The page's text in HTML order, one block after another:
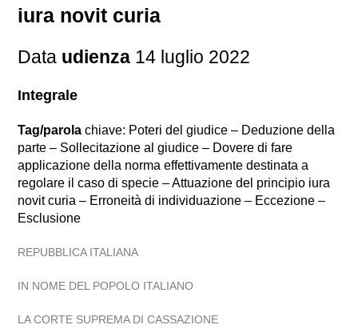
iura novit curia
Data udienza 14 luglio 2022
Integrale
Tag/parola chiave: Poteri del giudice – Deduzione della
parte – Sollecitazione al giudice – Dovere di fare
applicazione della norma effettivamente destinata a
regolare il caso di specie – Attuazione del principio iura
novit curia – Erroneità di individuazione – Eccezione –
Esclusione
REPUBBLICA ITALIANA
IN NOME DEL POPOLO ITALIANO
LA CORTE SUPREMA DI CASSAZIONE